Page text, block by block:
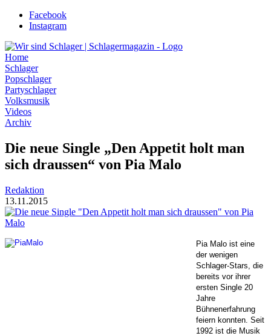
Zum
Inhalt
Facebook
Instagram
Home
Schlager
Popschlager
Partyschlager
Volksmusik
Videos
Archiv
Die neue Single „Den Appetit holt man
sich draussen“ von Pia Malo
Redaktion
13.11.2015
Pia Malo ist eine
der wenigen
Schlager-Stars, die
bereits vor ihrer
ersten Single 20
Jahre
Bühnenerfahrung
feiern konnten. Seit
1992 ist die Musik